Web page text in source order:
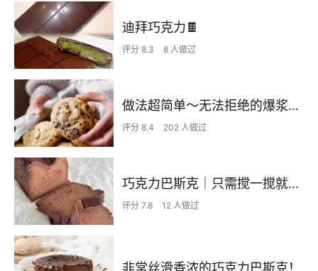
迪拜巧克力🍫
评分 8.3 8 人做过
做法超简单～无法拒绝的爆浆纽约软曲奇🍪
评分 8.4 202 人做过
巧克力巴斯克｜只需搅一搅就能成功🤤
评分 7.8 12 人做过
非常丝滑香浓的巧克力巴斯克！